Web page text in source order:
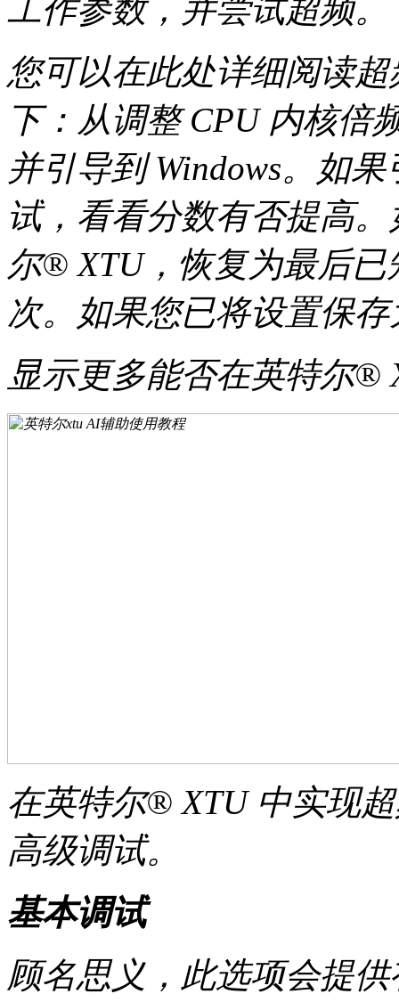
工作参数，并尝试超频。
您可以在此处详细阅读
下：从调整 CPU 内核倍
并引导到 Windows。如
试，看看分数有否提高
尔® XTU，恢复为最后
次。如果您已将设置保
显示更多能否在英特尔®
在英特尔® XTU 中实现
高级调试。
基本调试
顾名思义，此选项会提